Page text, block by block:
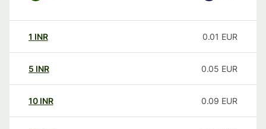
1 INR 0.01 EUR
5 INR 0.05 EUR
10 INR 0.09 EUR